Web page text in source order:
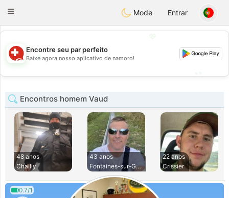
Suissi
Toggle
Mode Entrar
💕
Encontre seu par perfeito
Baixe agora nosso aplicativo de namoro!
Encontros homem Vaud
48 anos
Chailly
43 anos
Fontaines-sur-Gran
22 anos
Crissier
0.7/1